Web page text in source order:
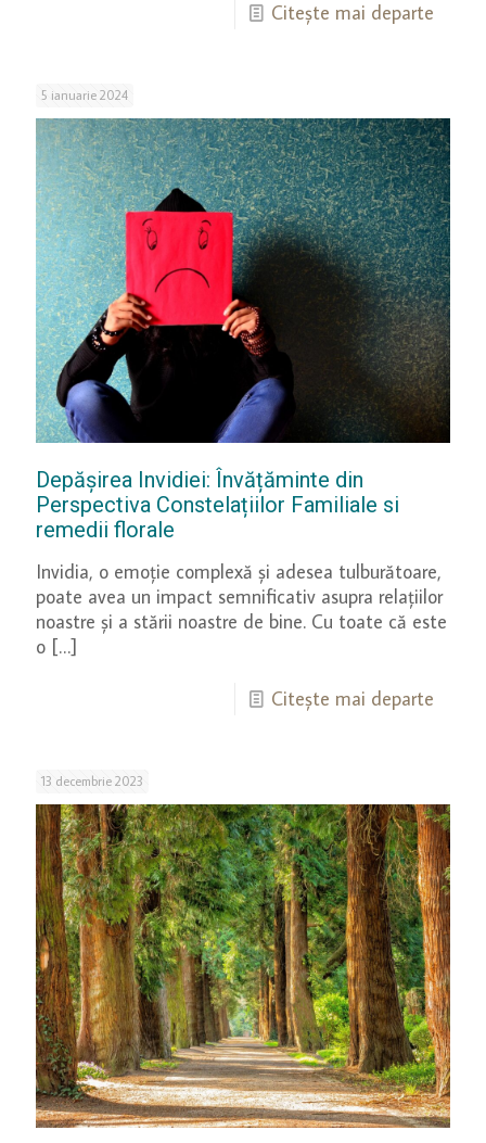
Citește mai departe
5 ianuarie 2024
Depășirea Invidiei: Învățăminte din
Perspectiva Constelațiilor Familiale si
remedii florale
Invidia, o emoție complexă și adesea tulburătoare,
poate avea un impact semnificativ asupra relațiilor
noastre și a stării noastre de bine. Cu toate că este
o […]
Citește mai departe
13 decembrie 2023